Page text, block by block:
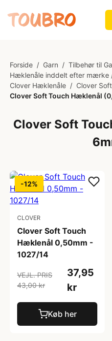
Forside / Garn / Tilbehør til
Hæklenåle inddelt efter mærke
Clover Hæklenåle / Clover
Clover Soft Touch Hæklenål
Clover Soft
-12%
CLOVER
Clover Soft Touch
Hæklenål 0,50mm -
1027/14
VEJL. PRIS
43,00 kr
37,95
kr
Køb her